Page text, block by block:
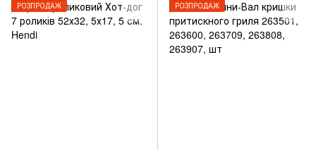
РОЗПРОДАЖ РОЗПРОДАЖ